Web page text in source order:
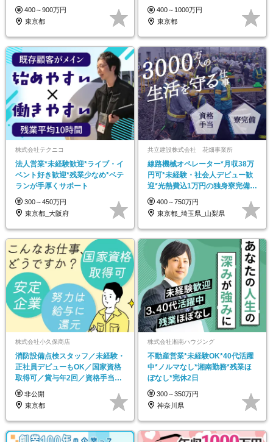
定年後再雇用あり
400～900万円
東京都
ア中心の安定企業
400～1000万円
東京都
株式会社テクニコ
法人営業*未経験歓迎*ライブ・イ
ベント好き歓迎*残業少なめ*ベテ
ランが手厚くサポート
300～450万円
東京都_大阪府
共立建設株式会社 花畑事業所
線路機械オペレーター*月収38万
円可*未経験・社会人デビュー歓
迎*光熱費込1万円の独身寮完備*
資格取得支援あり
400～750万円
東京都_埼玉県_山梨県
株式会社小久保商店
消防設備点検スタッフ／未経験・
正社員デビューもOK／国家資格
取得可／賞与年2回／資格手当最
大月4万5千円
非公開
東京都
株式会社湘南ハウジング
不動産営業*未経験OK*40代活躍
中*ノルマなし*湘南勤務*残業ほ
ぼなし*完休2日
300～350万円
神奈川県